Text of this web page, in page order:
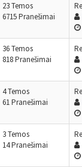
23 Temos
6715 Pranešimai
36 Temos
818 Pranešimai
4 Temos
61 Pranešimai
3 Temos
14 Pranešimai